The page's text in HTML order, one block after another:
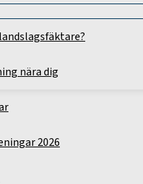
nära dig
2026